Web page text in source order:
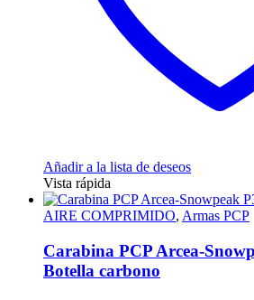
Añadir a la lista de deseos
Vista rápida
AIRE COMPRIMIDO, Armas PCP
Carabina PCP Arcea-
Botella carbono